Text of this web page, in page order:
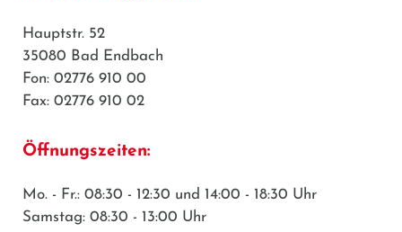
Hauptstr. 52
35080 Bad Endbach
Fon: 02776 910 00
Fax: 02776 910 02
Öffnungszeiten:
Mo. - Fr.: 08:30 - 12:30 und 14:00 - 18:30 Uhr
Samstag: 08:30 - 13:00 Uhr